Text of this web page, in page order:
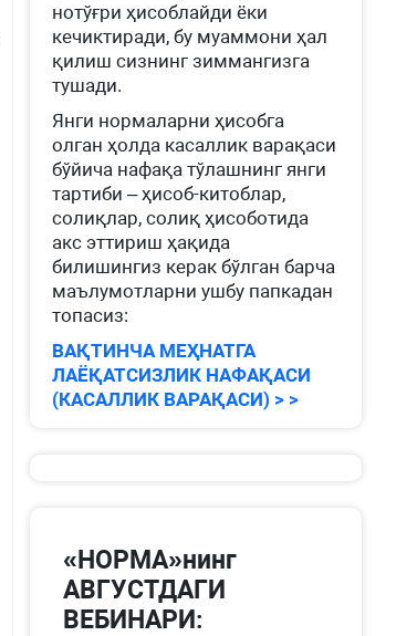
нотўғри ҳисоблайди ёки
кечиктиради, бу муаммони ҳал
қилиш сизнинг зиммангизга
тушади.
Янги нормаларни ҳисобга
олган ҳолда касаллик варақаси
бўйича нафақа тўлашнинг янги
тартиби – ҳисоб-китоблар,
солиқлар, солиқ ҳисоботида
акс эттириш ҳақида
билишингиз керак бўлган барча
маълумотларни ушбу папкадан
топасиз:
ВАҚТИНЧА МЕҲНАТГА
ЛАЁҚАТСИЗЛИК НАФАҚАСИ
(КАСАЛЛИК ВАРАҚАСИ) > >
«НОРМА»нинг
АВГУСТДАГИ
ВЕБИНАРИ: